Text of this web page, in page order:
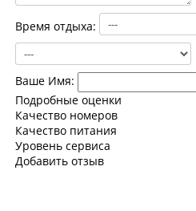
Время отдыха:
Ваше Имя:
Подробные оценки
Качество номеров
Качество питания
Уровень сервиса
Добавить отзыв